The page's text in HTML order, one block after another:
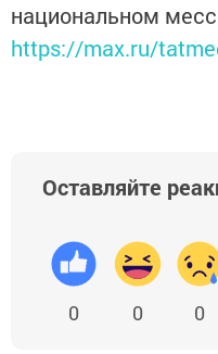
национальном
https://max.ru/
Оставляйте
0 0 0